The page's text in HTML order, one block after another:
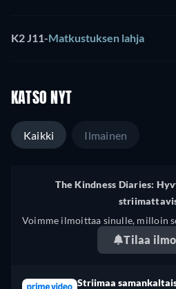
K2 J11-Matkustuksen lahja
KATSO NYT
Kaikki Ilmainen
The Kindness Diaries:
Voimme ilmoittaa sinulle, milloin
Tilaa
Striimaa